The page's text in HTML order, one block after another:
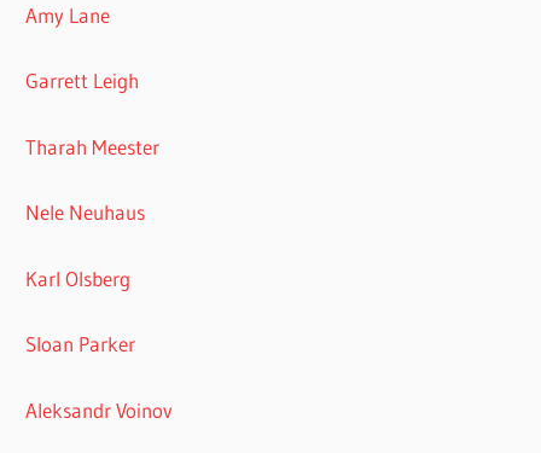
Amy Lane
Garrett Leigh
Tharah Meester
Nele Neuhaus
Karl Olsberg
Sloan Parker
Aleksandr Voinov